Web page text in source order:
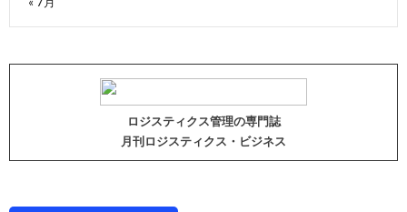
ロジスティクス管理の専門誌
月刊ロジスティクス・ビジネス